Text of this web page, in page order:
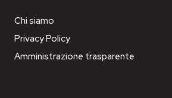
Chi siamo
Privacy Policy
Amministrazione trasparente